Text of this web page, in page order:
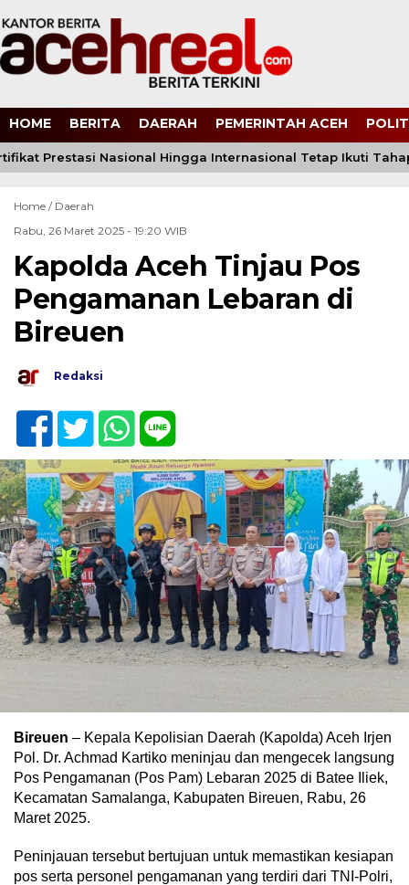
HOME BERITA DAERAH PEMERINTAH ACEH
Prestasi Nasional Hingga Internasional Tetap Ikuti
Home / Daerah
Rabu, 26 Maret 2025 - 19:20 WIB
Kapolda Aceh Tinjau Pos
Pengamanan Lebaran di
Bireuen
Redaksi
Bireuen – Kepala Kepolisian Daerah (Kapolda) Aceh Irjen
Pol. Dr. Achmad Kartiko meninjau dan mengecek langsung
Pos Pengamanan (Pos Pam) Lebaran 2025 di Batee Iliek,
Kecamatan Samalanga, Kabupaten Bireuen, Rabu, 26
Maret 2025.
Peninjauan tersebut bertujuan untuk memastikan kesiapan
pos serta personel pengamanan yang terdiri dari TNI-Polri,